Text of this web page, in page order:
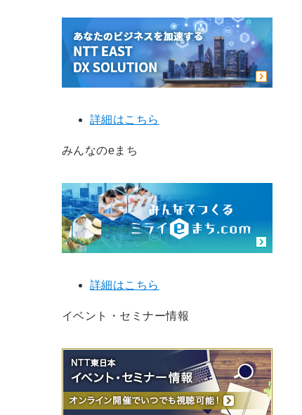
詳細はこちら
みんなのeまち
詳細はこちら
イベント・セミナー情報